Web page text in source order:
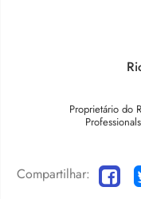
Proprietário do
Compartilhar: